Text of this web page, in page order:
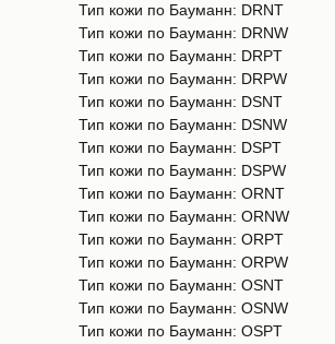
Тип кожи по Бауманн: DRNT
Тип кожи по Бауманн: DRNW
Тип кожи по Бауманн: DRPT
Тип кожи по Бауманн: DRPW
Тип кожи по Бауманн: DSNT
Тип кожи по Бауманн: DSNW
Тип кожи по Бауманн: DSPT
Тип кожи по Бауманн: DSPW
Тип кожи по Бауманн: ORNT
Тип кожи по Бауманн: ORNW
Тип кожи по Бауманн: ORPT
Тип кожи по Бауманн: ORPW
Тип кожи по Бауманн: OSNT
Тип кожи по Бауманн: OSNW
Тип кожи по Бауманн: OSPT